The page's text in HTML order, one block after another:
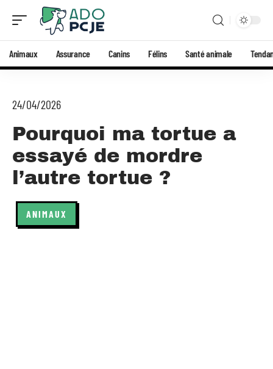
Animaux Assurance Canins Félins Santé animale
24/04/2026
Pourquoi ma tortue a
essayé de mordre
l’autre tortue ?
ANIMAUX